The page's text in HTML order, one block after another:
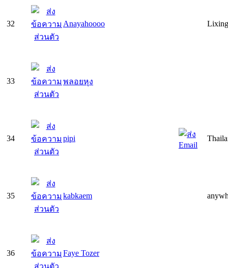
32 Anayahoooo
33 พลอยหุง
34 pipi
35 kabkaem
36 Faye Tozer